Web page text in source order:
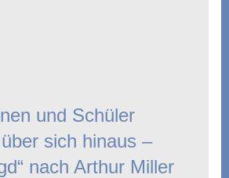
und Schüler
sich hinaus –
nach Arthur Miller